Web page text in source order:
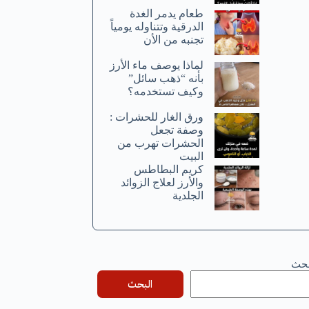
طعام يدمر الغدة
الدرقية وتتناوله يومياً
تجنبه من الأن
لماذا يوصف ماء الأرز
بأنه “ذهب سائل”
وكيف تستخدمه؟
ورق الغار للحشرات :
وصفة تجعل
الحشرات تهرب من
البيت
كريم البطاطس
والأرز لعلاج الزوائد
الجلدية
البحث